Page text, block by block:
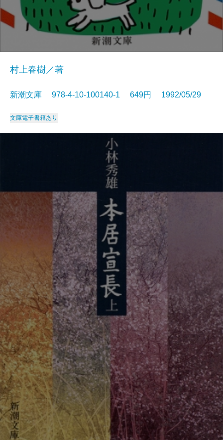
村上春樹／著
新潮文庫 978-4-10-100140-1 649円 1992/05/29
文庫電子書籍あり